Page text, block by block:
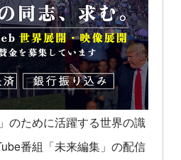
のために活躍する世界の識
番組「未来編集」の配信